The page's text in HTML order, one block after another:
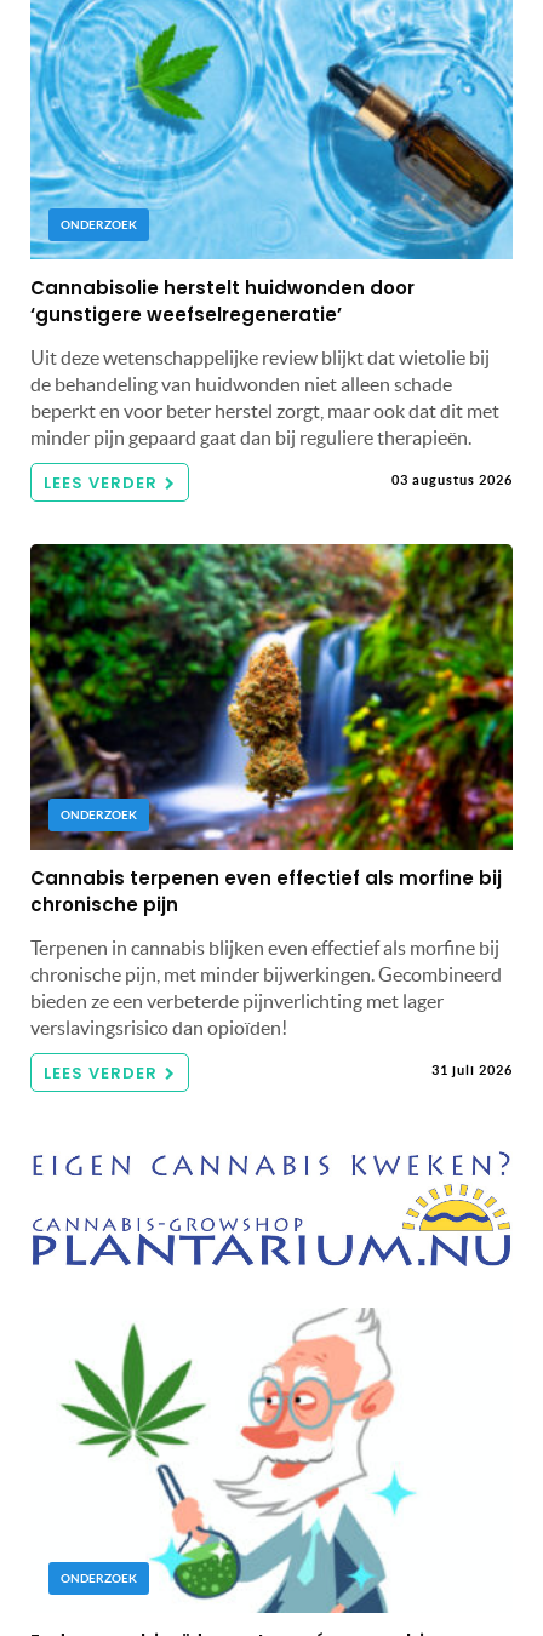
ONDERZOEK
Cannabisolie herstelt huidwonden door
‘gunstigere weefselregeneratie’
Uit deze wetenschappelijke review blijkt dat wietolie bij
de behandeling van huidwonden niet alleen schade
beperkt en voor beter herstel zorgt, maar ook dat dit met
minder pijn gepaard gaat dan bij reguliere therapieën.
LEES VERDER 03 augustus 2026
ONDERZOEK
Cannabis terpenen even effectief als morfine bij
chronische pijn
Terpenen in cannabis blijken even effectief als morfine bij
chronische pijn, met minder bijwerkingen. Gecombineerd
bieden ze een verbeterde pijnverlichting met lager
verslavingsrisico dan opioïden!
LEES VERDER 31 juli 2026
ONDERZOEK